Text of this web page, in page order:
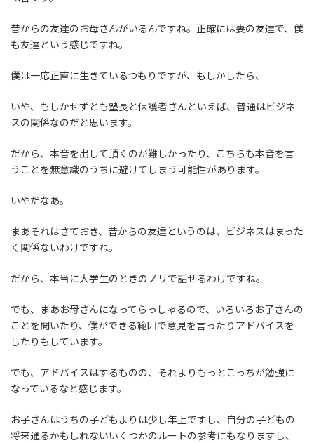
時
:
昔からの友達のお母さんがいるんですね。正確には妻の友達で、僕
も友達という感じですね。
僕は一応正直に生きているつもりですが、もしかしたら、
いや、もしかせずとも塾長と保護者さんといえば、普通はビジネ
スの関係なのだと思います。
だから、本音を出して頂くのが難しかったり、こちらも本音を言
うことを無意識のうちに避けてしまう可能性があります。
いやだなあ。
まあそれはさておき、昔からの友達というのは、ビジネスはまった
く関係ないわけですね。
だから、本当に大学生のときのノリで話せるわけですね。
でも、まあお母さんになってらっしゃるので、いろいろお子さんの
ことを聞いたり、僕ができる範囲で意見を言ったりアドバイスを
したりもしています。
でも、アドバイスはするものの、それよりもっとこっちが勉強に
なっているなと感じます。
お子さんはうちの子どもよりは少し年上ですし、自分の子どもの
将来通るかもしれないいくつかのルートの参考にもなりますし、